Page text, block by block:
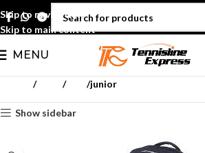
Skip to navigation
Skip to main content
MENU
Padel Sacs junior
Show sidebar